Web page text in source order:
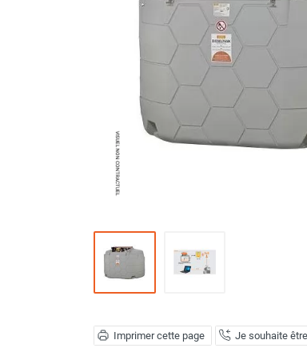
Ventilateur de chantier
Ventilateur centrifuge
Ventilateur de sol
Ventilateur sur pied
Ventilateur de bureau
Ventilateur de table
Extracteur d'air mural
Extracteur d'air mural hélicoïde
Extracteur d'air mural centrifuge
Extracteur d'air mural ATEX
Extracteur d'air mural résidentiel
Déstratificateur industriel à pales
Déstratificateur industriel caréné
Déstratificateur de plafond design
VMCImprimer cette page Je souhaite